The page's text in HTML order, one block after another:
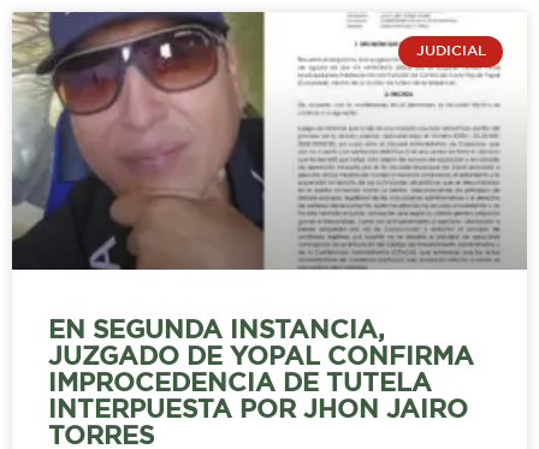
JUDICIAL
EN SEGUNDA INSTANCIA,
JUZGADO DE YOPAL CONFIRMA
IMPROCEDENCIA DE TUTELA
INTERPUESTA POR JHON JAIRO
TORRES